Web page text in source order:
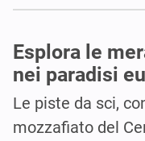
Esplora le
nei paradisi
Le piste da sci,
mozzafiato del